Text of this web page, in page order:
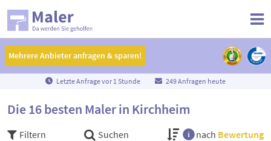
Mehrere Anbieter anfragen & sparen!
Mehrere Anbieter anfragen & sparen!
Letzte Anfrage vor 1Stunde 249 Anfragen heute
Die 16 besten Maler in Kirchheim
Filtern Suchen nach Bewertung